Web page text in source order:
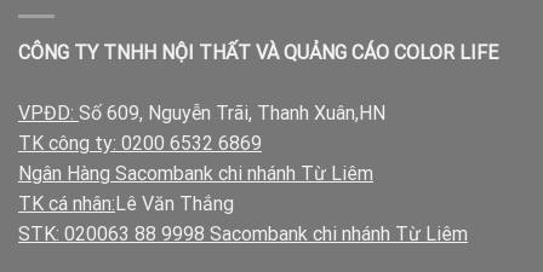
CÔNG TY TNHH NỘI THẤT VÀ QUẢNG CÁO COLOR LIFE
VPĐD: Số 609, Nguyễn Trãi, Thanh Xuân,HN
TK công ty: 0200 6532 6869
Ngân Hàng Sacombank chi nhánh Từ Liêm
TK cá nhân:Lê Văn Thắng
STK: 020063 88 9998 Sacombank chi nhánh Từ Liêm